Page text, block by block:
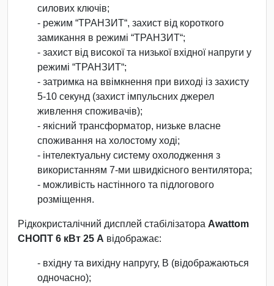
силових ключів;
- режим “ТРАНЗИТ“, захист від короткого
замикання в режимі “ТРАНЗИТ“;
- захист від високої та низької вхідної напруги у
режимі “ТРАНЗИТ“;
- затримка на ввімкнення при виході із захисту
5-10 секунд (захист імпульсних джерел
живлення споживачів);
- якісний трансформатор, низьке власне
споживання на холостому ході;
- інтелектуальну систему охолодження з
використанням 7-ми швидкісного вентилятора;
- можливість настінного та підлогового
розміщення.
Рідкокристалічний дисплей стабілізатора Awattom
СНОПТ 6 кВт 25 А відображає:
- вхідну та вихідну напругу, В (відображаються
одночасно);